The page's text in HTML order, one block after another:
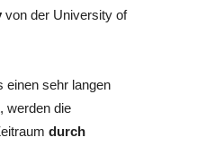
von der University of
einen sehr langen
werden die
durch